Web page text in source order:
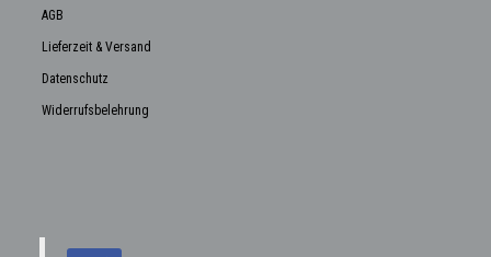
AGB
Lieferzeit & Versand
Datenschutz
Widerrufsbelehrung